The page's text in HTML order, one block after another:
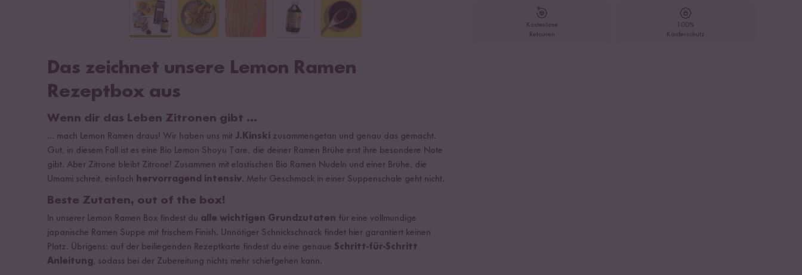
Kostenlose
Retouren
100%
Käuferschutz
Das zeichnet unsere Lemon Ramen
Rezeptbox aus
Wenn dir das Leben Zitronen gibt …
... mach Lemon Ramen draus! Wir haben uns mit J.Kinski zusammengetan und genau das gemacht.
Gut, in diesem Fall ist es eine Bio Lemon Shoyu Tare, die deiner Ramen Brühe erst ihre besondere Note
gibt. Aber Zitrone bleibt Zitrone! Zusammen mit elastischen Bio Ramen Nudeln und einer Brühe, die
Umami schreit, einfach hervorragend intensiv. Mehr Geschmack in einer Suppenschale geht nicht.
Beste Zutaten, out of the box!
In unserer Lemon Ramen Box findest du alle wichtigen Grundzutaten für eine vollmundige
japanische Ramen Suppe mit frischem Finish. Unnötiger Schnickschnack findet hier garantiert keinen
Platz. Übrigens: auf der beiliegenden Rezeptkarte findest du eine genaue Schritt-für-Schritt
Anleitung, sodass bei der Zubereitung nichts mehr schiefgehen kann.